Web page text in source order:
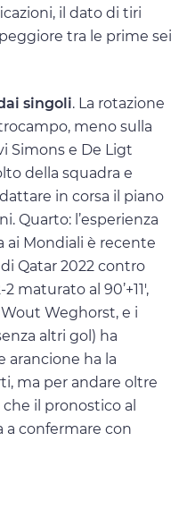
il dato di tiri
tra le prime sei
singoli. La rotazione
meno sulla
Simons e De Ligt
della squadra e
in corsa il piano
Quarto: l’esperienza
ai Mondiali è recente
Qatar 2022 contro
maturato al 90’+11′,
Weghorst, e i
altri gol) ha
arancione ha la
ma per andare oltre
il pronostico al
a confermare con